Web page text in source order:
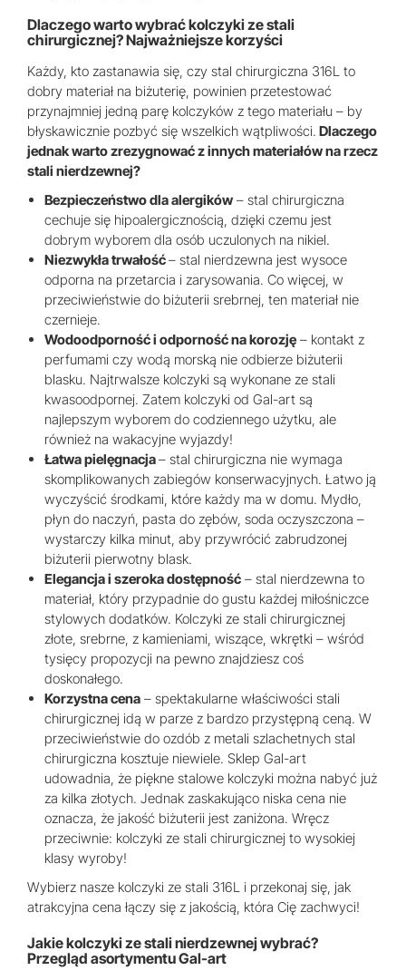
Dlaczego warto wybrać kolczyki ze stali
chirurgicznej? Najważniejsze korzyści
Każdy, kto zastanawia się, czy stal chirurgiczna 316L to
dobry materiał na biżuterię, powinien przetestować
przynajmniej jedną parę kolczyków z tego materiału – by
błyskawicznie pozbyć się wszelkich wątpliwości. Dlaczego
jednak warto zrezygnować z innych materiałów na rzecz
stali nierdzewnej?
Bezpieczeństwo dla alergików – stal chirurgiczna
cechuje się hipoalergicznością, dzięki czemu jest
dobrym wyborem dla osób uczulonych na nikiel.
Niezwykła trwałość– stal nierdzewna jest wysoce
odporna na przetarcia i zarysowania. Co więcej, w
przeciwieństwie do biżuterii srebrnej, ten materiał nie
czernieje.
Wodoodporność i odporność na korozję – kontakt z
perfumami czy wodą morską nie odbierze biżuterii
blasku. Najtrwalsze kolczyki są wykonane ze stali
kwasoodpornej. Zatem kolczyki od Gal-art są
najlepszym wyborem do codziennego użytku, ale
również na wakacyjne wyjazdy!
Łatwa pielęgnacja– stal chirurgiczna nie wymaga
skomplikowanych zabiegów konserwacyjnych. Łatwo ją
wyczyścić środkami, które każdy ma w domu. Mydło,
płyn do naczyń, pasta do zębów, soda oczyszczona –
wystarczy kilka minut, aby przywrócić zabrudzonej
biżuterii pierwotny blask.
Elegancja i szeroka dostępność – stal nierdzewna to
materiał, który przypadnie do gustu każdej miłośniczce
stylowych dodatków. Kolczyki ze stali chirurgicznej
złote, srebrne, z kamieniami, wiszące, wkrętki – wśród
tysięcy propozycji na pewno znajdziesz coś
doskonałego.
Korzystna cena – spektakularne właściwości stali
chirurgicznej idą w parze z bardzo przystępną ceną. W
przeciwieństwie do ozdób z metali szlachetnych stal
chirurgiczna kosztuje niewiele. Sklep Gal-art
udowadnia, że piękne stalowe kolczyki można nabyć już
za kilka złotych. Jednak zaskakująco niska cena nie
oznacza, że jakość biżuterii jest zaniżona. Wręcz
przeciwnie: kolczyki ze stali chirurgicznej to wysokiej
klasy wyroby!
Wybierz nasze kolczyki ze stali 316L i przekonaj się, jak
atrakcyjna cena łączy się z jakością, która Cię zachwyci!
Jakie kolczyki ze stali nierdzewnej wybrać?
Przegląd asortymentu Gal-art